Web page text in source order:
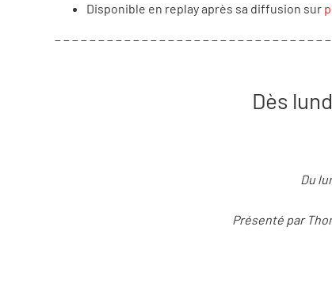
Disponible en replay après sa diffusion sur
Dès
Du
Présenté par